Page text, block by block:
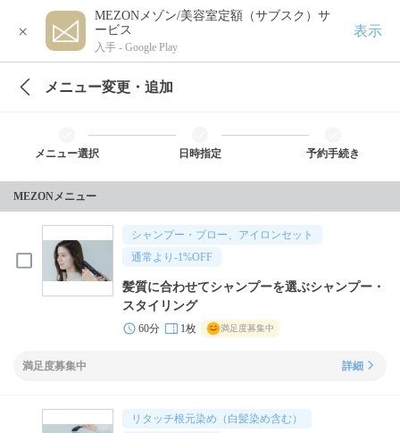
×
MEZONメゾン/美容室定額（サブスク）サ
ービス
入手 - Google Play
表示
メニュー変更・追加
メニュー選択 日時指定 予約手続き
MEZONメニュー
シャンプー・ブロー、アイロンセット
通常より -1%OFF
髪質に合わせてシャンプーを選ぶシャンプー・
スタイリング
60分 1枚 満足度募集中
満足度募集中 詳細
リタッチ根元染め（白髪染め含む）